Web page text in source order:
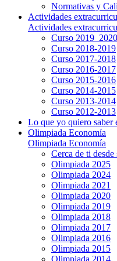
Normativas y
Actividades
Actividades
Curso 2019_2020
Curso 2018-2019
Curso 2017-2018
Curso 2016-2017
Curso 2015-2016
Curso 2014-2015
Curso 2013-2014
Curso 2012-2013
Lo que yo quiero saber
Olimpiada Economía
Olimpiada Economía
Cerca de ti desde
Olimpiada 2025
Olimpiada 2024
Olimpiada 2021
Olimpiada 2020
Olimpiada 2019
Olimpiada 2018
Olimpiada 2017
Olimpiada 2016
Olimpiada 2015
Olimpiada 2014